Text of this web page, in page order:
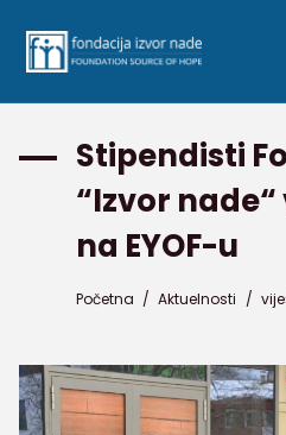
Stipendisti
“Izvor
na EYOF-u
Početna / Aktuelnosti /